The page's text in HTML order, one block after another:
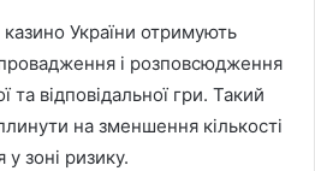
України отримують
і розповсюдження
та відповідальної гри. Такий
на зменшення кількості
у зоні ризику.